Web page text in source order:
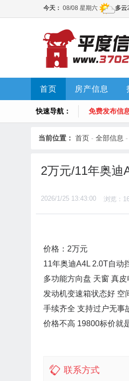
首页 房产信息
快速导航： 免费发布信
当前位置： 首页 - 全部信息 -
2万元/11年奥迪
2026/1/25 13:43:00 浏览：
价格：2万元
11年奥迪A4L 2.0T自动
多功能方向盘 天窗 真
发动机变速箱状态好 空
手续齐全 支持过户无事
价格不高 19800标价就
联系方式